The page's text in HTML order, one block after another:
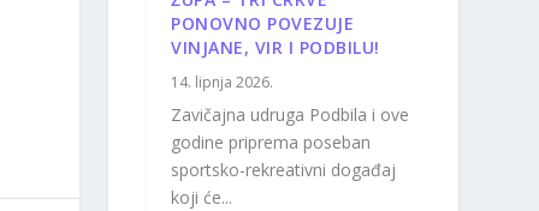
PONOVNO POVEZUJE
VINJANE, VIR I PODBILU!
14. lipnja 2026.
Zavičajna udruga Podbila i ove
godine priprema poseban
sportsko-rekreativni događaj
koji će...